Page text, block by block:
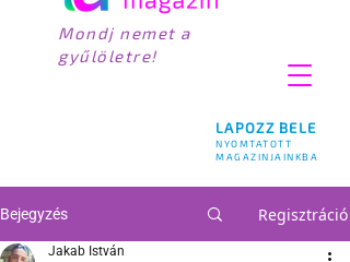
LAPOZZ BELE
NYOMTATOTT
MAGAZINJAINKBA
Mondj nemet a
gyűlöletre!
Bejegyzés Regisztráció
Jakab István